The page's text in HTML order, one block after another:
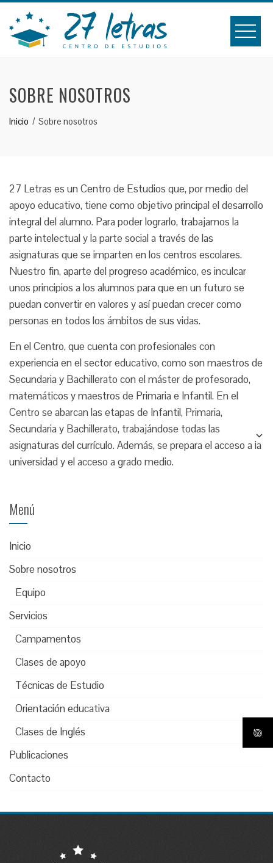
contenido
SOBRE NOSOTROS
Inicio Sobre nosotros
27 Letras es un Centro de Estudios que, por medio del
apoyo educativo, tiene como objetivo principal el desarrollo
integral del alumno. Para poder lograrlo, trabajamos la
parte intelectual y la parte social a través de las
asignaturas que se imparten en los centros escolares.
Nuestro fin, aparte del progreso académico, es inculcar
unos principios a los alumnos para que en un futuro se
puedan convertir en valores y así puedan crecer como
personas en todos los ámbitos de sus vidas.
En el Centro, que cuenta con profesionales con
experiencia en el sector educativo, como son maestros de
Secundaria y Bachillerato con el máster de profesorado,
matemáticos y maestros de Primaria e Infantil. En el
Centro se abarcan las etapas de Infantil, Primaria,
Secundaria y Bachillerato, trabajándose todas las
asignaturas del currículo. Además, se prepara el acceso a la
universidad y el acceso a grado medio.
Menú
Inicio
Sobre nosotros
Equipo
Servicios
Campamentos
Clases de apoyo
Técnicas de Estudio
Orientación educativa
Clases de Inglés
Publicaciones
Contacto